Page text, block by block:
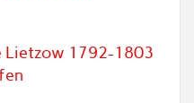
Lietzow 1792-1803